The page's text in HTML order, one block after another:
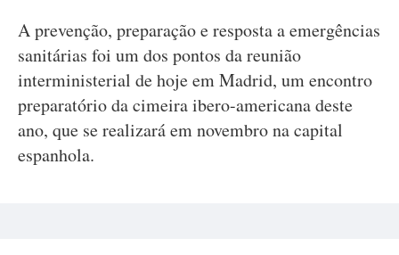
A prevenção, preparação e resposta a emergências
sanitárias foi um dos pontos da reunião
interministerial de hoje em Madrid, um encontro
preparatório da cimeira ibero-americana deste
ano, que se realizará em novembro na capital
espanhola.